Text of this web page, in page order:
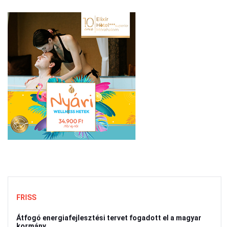
FRISS
Átfogó energiafejlesztési tervet fogadott el a magyar